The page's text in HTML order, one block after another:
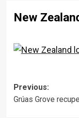
New
Post
navigation
Previous:
Grúas Grove